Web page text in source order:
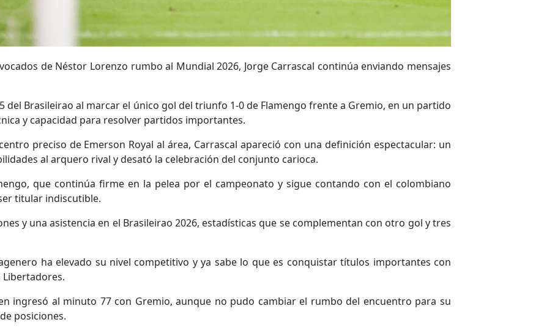
de Néstor Lorenzo rumbo al Mundial 2026, Jorge Carrascal continúa enviando mensajes
del Brasileirao al marcar el único gol del triunfo 1-0 de Flamengo frente a Gremio, en un partido
y capacidad para resolver partidos importantes.
preciso de Emerson Royal al área, Carrascal apareció con una definición espectacular: un
al arquero rival y desató la celebración del conjunto carioca.
que continúa firme en la pelea por el campeonato y sigue contando con el colombiano
titular indiscutible.
y una asistencia en el Brasileirao 2026, estadísticas que se complementan con otro gol y tres
ha elevado su nivel competitivo y ya sabe lo que es conquistar títulos importantes con
Libertadores.
ingresó al minuto 77 con Gremio, aunque no pudo cambiar el rumbo del encuentro para su
posiciones.